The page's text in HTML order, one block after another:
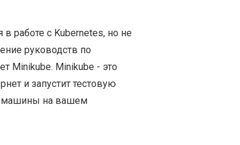
работе с Kubernetes, но не
руководств по
Minikube. Minikube - это
и запустит тестовую
машины на вашем